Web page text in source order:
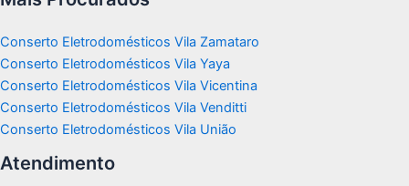
Conserto Eletrodomésticos Vila Zamataro
Conserto Eletrodomésticos Vila Yaya
Conserto Eletrodomésticos Vila Vicentina
Conserto Eletrodomésticos Vila Venditti
Conserto Eletrodomésticos Vila União
Atendimento